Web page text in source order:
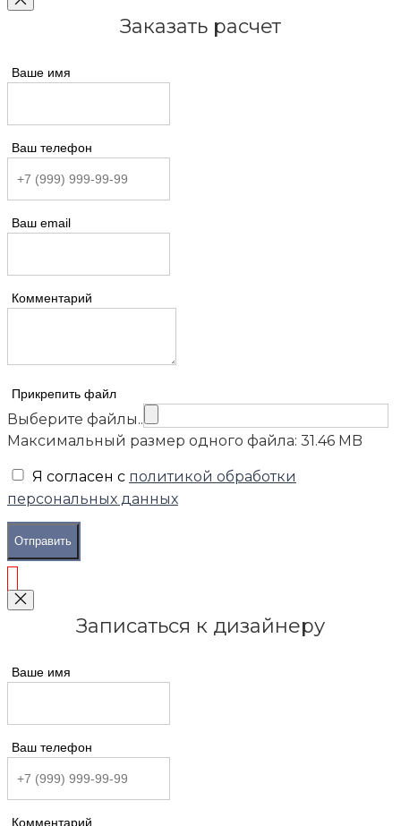
Заказать расчет
Ваше имя
Ваш телефон
Ваш email
Комментарий
Прикрепить файл
Выберите файлы..
Максимальный размер одного файла: 31.46 MB
Я согласен с политикой обработки
персональных данных
Отправить
Записаться к дизайнеру
Ваше имя
Ваш телефон
Комментарий